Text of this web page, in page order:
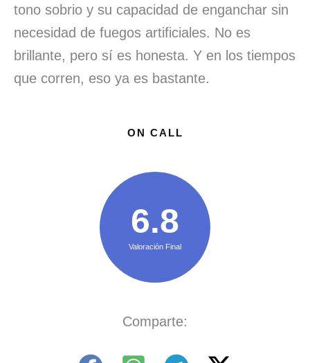
tono sobrio y su capacidad de enganchar sin
necesidad de fuegos artificiales. No es
brillante, pero sí es honesta. Y en los tiempos
que corren, eso ya es bastante.
ON CALL
6.8
Valoración Final
Comparte: